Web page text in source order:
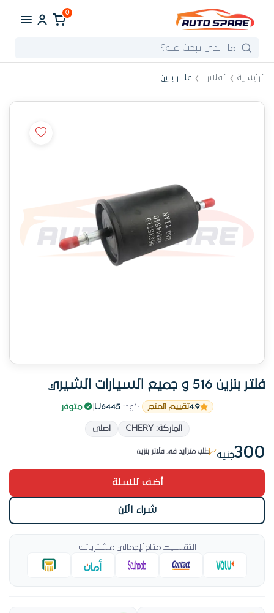
0
الرئيسية الفلاتر فلاتر بنزين
فلتر بنزين 516 و جميع السيارات الشيري
4.9تقييم المتجر كود:U6445
| متوفر
الماركة: CHERY اصلى
300جنيه
طلب متزايد في فلاتر بنزين
أضف للسلة
شراء الآن
التقسيط متاح لإجمالي مشترياتك